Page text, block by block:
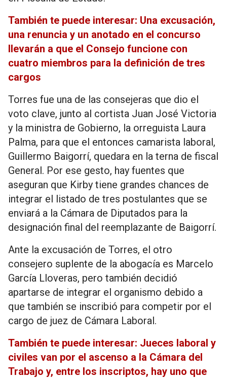
También te puede interesar: Una excusación,
una renuncia y un anotado en el concurso
llevarán a que el Consejo funcione con
cuatro miembros para la definición de tres
cargos
Torres fue una de las consejeras que dio el
voto clave, junto al cortista Juan José Victoria
y la ministra de Gobierno, la orreguista Laura
Palma, para que el entonces camarista laboral,
Guillermo Baigorrí, quedara en la terna de fiscal
General. Por ese gesto, hay fuentes que
aseguran que Kirby tiene grandes chances de
integrar el listado de tres postulantes que se
enviará a la Cámara de Diputados para la
designación final del reemplazante de Baigorrí.
Ante la excusación de Torres, el otro
consejero suplente de la abogacía es Marcelo
García Lloveras, pero también decidió
apartarse de integrar el organismo debido a
que también se inscribió para competir por el
cargo de juez de Cámara Laboral.
También te puede interesar: Jueces laboral y
civiles van por el ascenso a la Cámara del
Trabajo y, entre los inscriptos, hay uno que